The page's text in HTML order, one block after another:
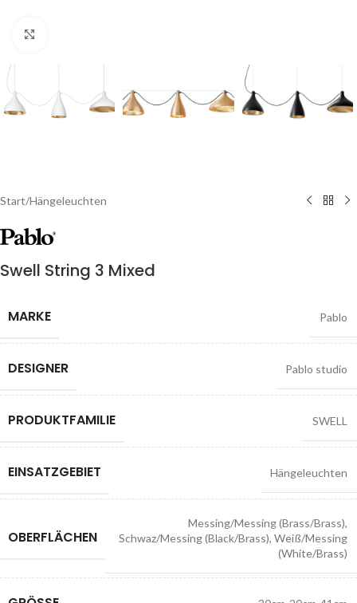
Start/Hängeleuchten
Swell String 3 Mixed
MARKE Pablo
DESIGNER Pablo studio
PRODUKTFAMILIE SWELL
EINSATZGEBIET Hängeleuchten
OBERFLÄCHEN
Messing/Messing (Brass/Brass),
Schwaz/Messing (Black/Brass), Weiß/Messing
(White/Brass)